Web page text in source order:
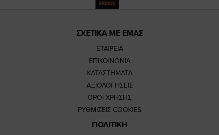
ΣΧΕΤΙΚΑ ΜΕ ΕΜΑΣ
ΕΤΑΙΡΕΙΑ
ΕΠΙΚΟΙΝΩΝΙΑ
ΚΑΤΑΣΤΗΜΑΤΑ
ΑΞΙΟΛΟΓΗΣΕΙΣ
ΟΡΟΙ ΧΡΗΣΗΣ
ΡΥΘΜΙΣΕΙΣ COOKIES
ΠΟΛΙΤΙΚΗ